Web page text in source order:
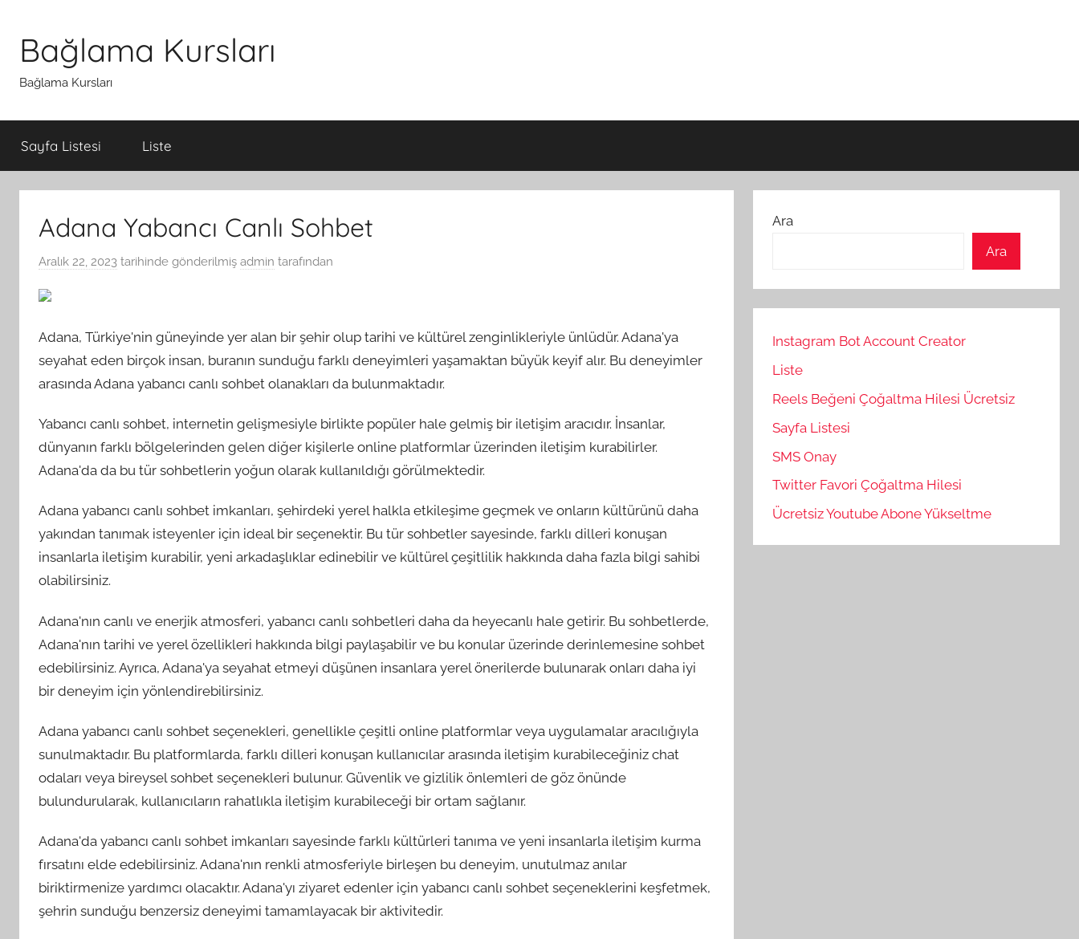
Bağlama Kursları
Bağlama Kursları
Sayfa Listesi Liste
Adana Yabancı Canlı Sohbet
Aralık 22, 2023 tarihinde gönderilmiş admin tarafından
Adana, Türkiye'nin güneyinde yer alan bir şehir olup tarihi ve kültürel zenginlikleriyle ünlüdür. Adana'ya
seyahat eden birçok insan, buranın sunduğu farklı deneyimleri yaşamaktan büyük keyif alır. Bu deneyimler
arasında Adana yabancı canlı sohbet olanakları da bulunmaktadır.
Yabancı canlı sohbet, internetin gelişmesiyle birlikte popüler hale gelmiş bir iletişim aracıdır. İnsanlar,
dünyanın farklı bölgelerinden gelen diğer kişilerle online platformlar üzerinden iletişim kurabilirler.
Adana'da da bu tür sohbetlerin yoğun olarak kullanıldığı görülmektedir.
Adana yabancı canlı sohbet imkanları, şehirdeki yerel halkla etkileşime geçmek ve onların kültürünü daha
yakından tanımak isteyenler için ideal bir seçenektir. Bu tür sohbetler sayesinde, farklı dilleri konuşan
insanlarla iletişim kurabilir, yeni arkadaşlıklar edinebilir ve kültürel çeşitlilik hakkında daha fazla bilgi sahibi
olabilirsiniz.
Adana'nın canlı ve enerjik atmosferi, yabancı canlı sohbetleri daha da heyecanlı hale getirir. Bu sohbetlerde,
Adana'nın tarihi ve yerel özellikleri hakkında bilgi paylaşabilir ve bu konular üzerinde derinlemesine sohbet
edebilirsiniz. Ayrıca, Adana'ya seyahat etmeyi düşünen insanlara yerel önerilerde bulunarak onları daha iyi
bir deneyim için yönlendirebilirsiniz.
Adana yabancı canlı sohbet seçenekleri, genellikle çeşitli online platformlar veya uygulamalar aracılığıyla
sunulmaktadır. Bu platformlarda, farklı dilleri konuşan kullanıcılar arasında iletişim kurabileceğiniz chat
odaları veya bireysel sohbet seçenekleri bulunur. Güvenlik ve gizlilik önlemleri de göz önünde
bulundurularak, kullanıcıların rahatlıkla iletişim kurabileceği bir ortam sağlanır.
Adana'da yabancı canlı sohbet imkanları sayesinde farklı kültürleri tanıma ve yeni insanlarla iletişim kurma
fırsatını elde edebilirsiniz. Adana'nın renkli atmosferiyle birleşen bu deneyim, unutulmaz anılar
biriktirmenize yardımcı olacaktır. Adana'yı ziyaret edenler için yabancı canlı sohbet seçeneklerini keşfetmek,
şehrin sunduğu benzersiz deneyimi tamamlayacak bir aktivitedir.
Ara
Ara
Instagram Bot Account Creator
Liste
Reels Beğeni Çoğaltma Hilesi Ücretsiz
Sayfa Listesi
SMS Onay
Twitter Favori Çoğaltma Hilesi
Ücretsiz Youtube Abone Yükseltme